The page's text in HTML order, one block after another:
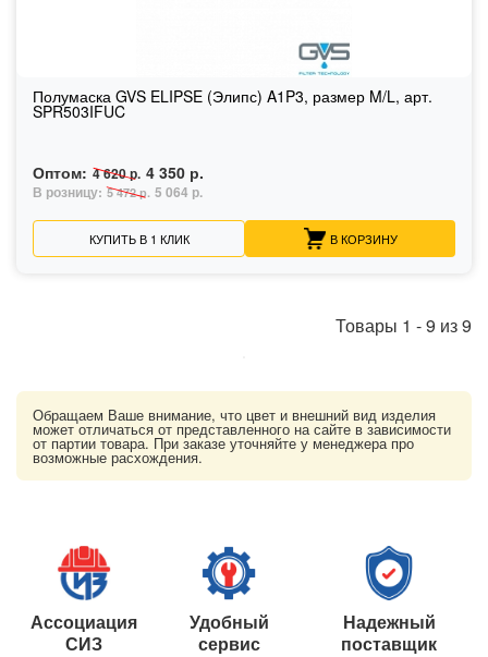
Полумаска GVS ELIPSE (Элипс) A1P3, размер M/L, арт.
SPR503IFUC
Оптом: 4 620 р. 4 350 р.
В розницу: 5 472 р. 5 064 р.
КУПИТЬ В 1 КЛИК В КОРЗИНУ
Товары 1 -9 из9
Обращаем Ваше внимание, что цвет и внешний вид изделия
может отличаться от представленного на сайте в зависимости
от партии товара. При заказе уточняйте у менеджера про
возможные расхождения.
Ассоциация
СИЗ
Удобный
сервис
Надежный
поставщик